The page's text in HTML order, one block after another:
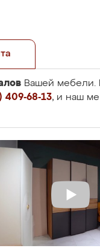
Вашей мебели.
409-68-13, и наш